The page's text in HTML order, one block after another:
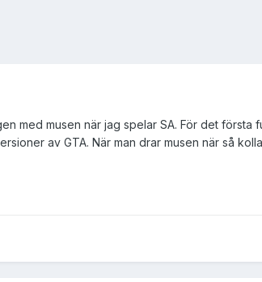
med musen när jag spelar SA. För det
av GTA. När man drar musen när så